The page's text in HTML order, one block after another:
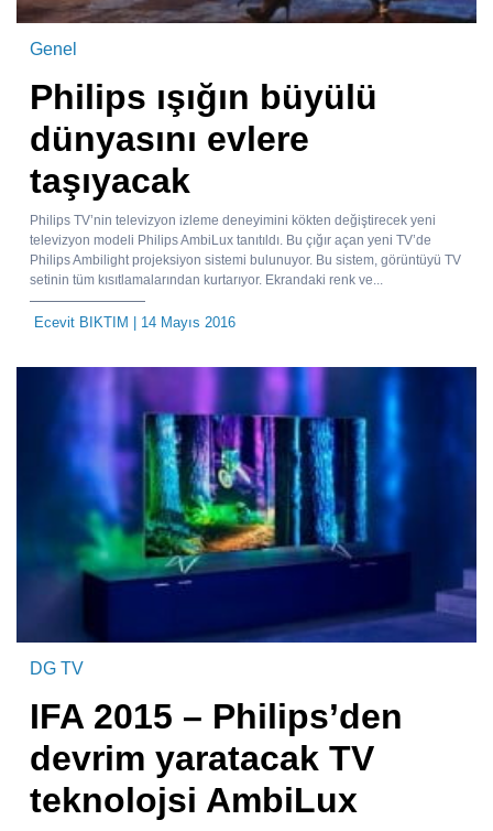
Genel
Philips ışığın büyülü
dünyasını evlere
taşıyacak
Philips TV’nin televizyon izleme deneyimini kökten değiştirecek yeni
televizyon modeli Philips AmbiLux tanıtıldı. Bu çığır açan yeni TV’de
Philips Ambilight projeksiyon sistemi bulunuyor. Bu sistem, görüntüyü TV
setinin tüm kısıtlamalarından kurtarıyor. Ekrandaki renk ve...
Ecevit BIKTIM | 14 Mayıs 2016
DG TV
IFA 2015 – Philips’den
devrim yaratacak TV
teknolojsi AmbiLux